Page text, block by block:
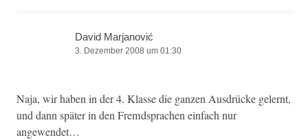
David Marjanović
3. Dezember 2008 um 01:30
Naja, wir haben in der 4. Klasse die ganzen Aus­drücke gel­ernt,
und dann später in den Fremd­sprachen ein­fach nur
angewendet…